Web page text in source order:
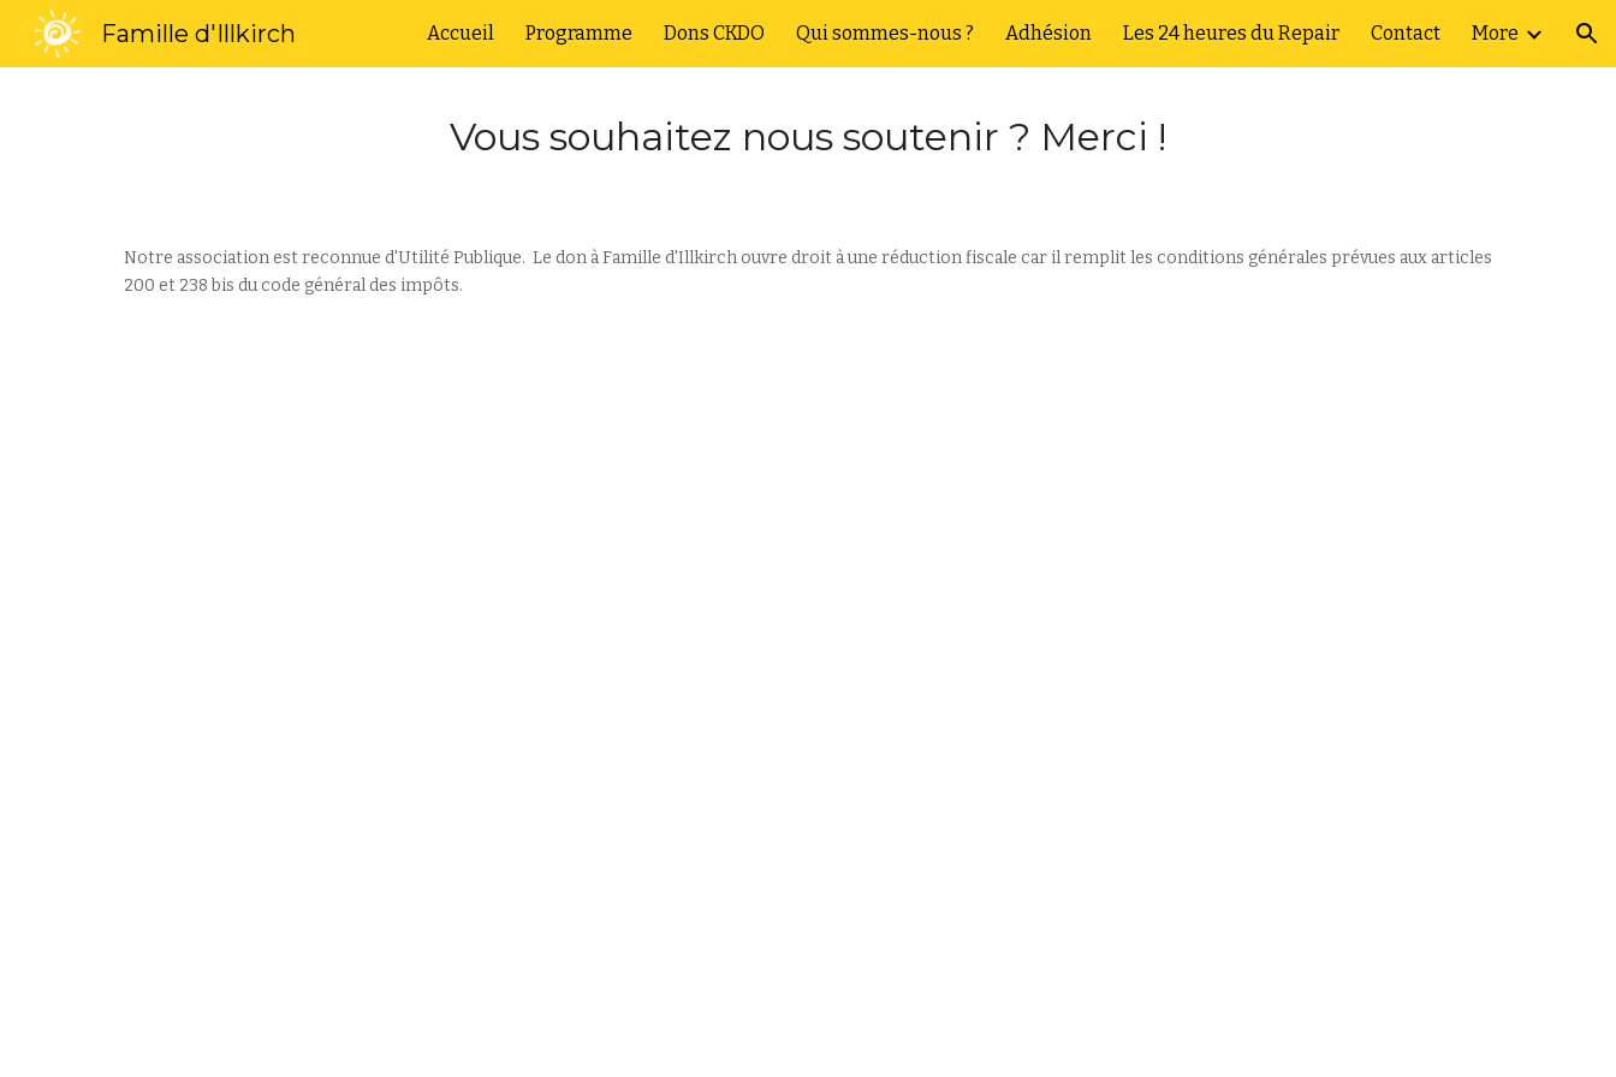
Skip to main content Skip to navigation
Famille d'Illkirch Accueil Programme Dons CKDO Qui sommes-nous ? Adhésion Les 24 heures du Repair Contact More
Vous souhaitez nous soutenir ? Merci !
Notre association est reconnue d'Utilité Publique. Le don à Famille d'Illkirch ouvre droit à une réduction fiscale car il remplit les conditions générales prévues aux articles
200 et 238 bis du code général des impôts.